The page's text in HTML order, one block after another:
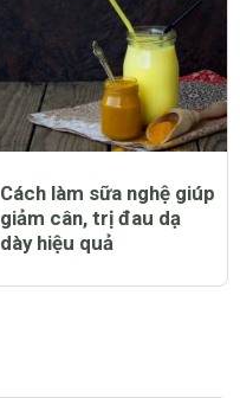
Cách làm sữa nghệ giúp
giảm cân, trị đau dạ
dày hiệu quả